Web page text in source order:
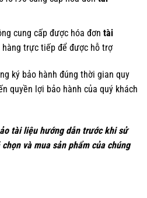
cung cấp được hóa đơn tài
trực tiếp để được hỗ trợ
ký bảo hành đúng thời gian quy
quyền lợi bảo hành của quý khách
tài liệu hướng dẫn trước khi sử
và mua sản phẩm của chúng